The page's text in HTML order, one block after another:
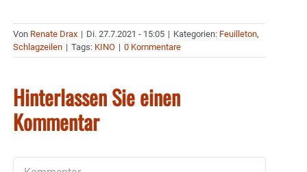
Von Renate Drax | Di. 27.7.2021 - 15:05 | Kategorien: Feuilleton,
Schlagzeilen | Tags: KINO | 0 Kommentare
Hinterlassen Sie einen
Kommentar